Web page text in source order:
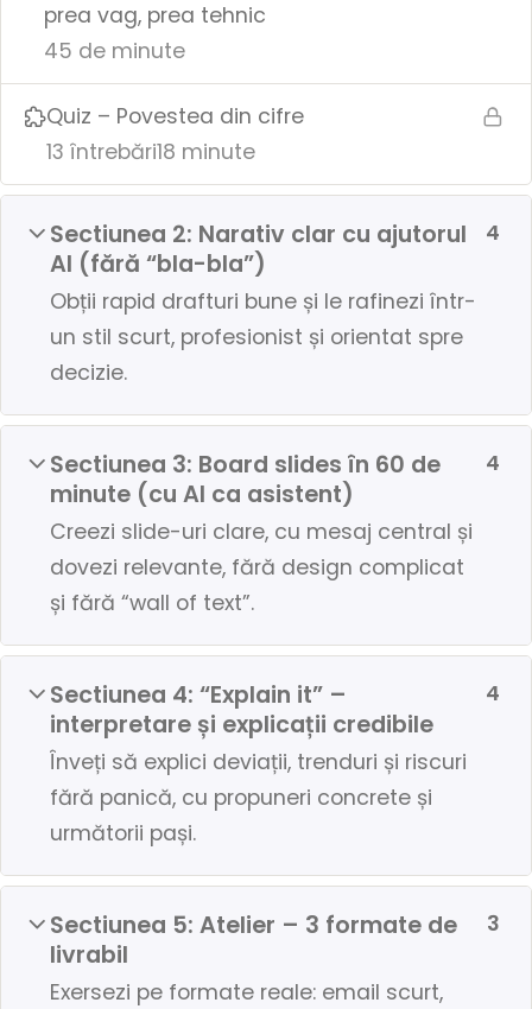
prea vag, prea tehnic
45 de minute
Quiz – Povestea din cifre
18 minute
13 întrebări
Sectiunea 2: Narativ clar cu ajutorul
AI (fără “bla-bla”)
Obții rapid drafturi bune și le rafinezi într-
un stil scurt, profesionist și orientat spre
decizie.
4
Sectiunea 3: Board slides în 60 de
minute (cu AI ca asistent)
Creezi slide-uri clare, cu mesaj central și
dovezi relevante, fără design complicat
și fără “wall of text”.
4
Sectiunea 4: “Explain it” –
interpretare și explicații credibile
Înveți să explici deviații, trenduri și riscuri
fără panică, cu propuneri concrete și
următorii pași.
4
Sectiunea 5: Atelier – 3 formate de
livrabil
Exersezi pe formate reale: email scurt,
3